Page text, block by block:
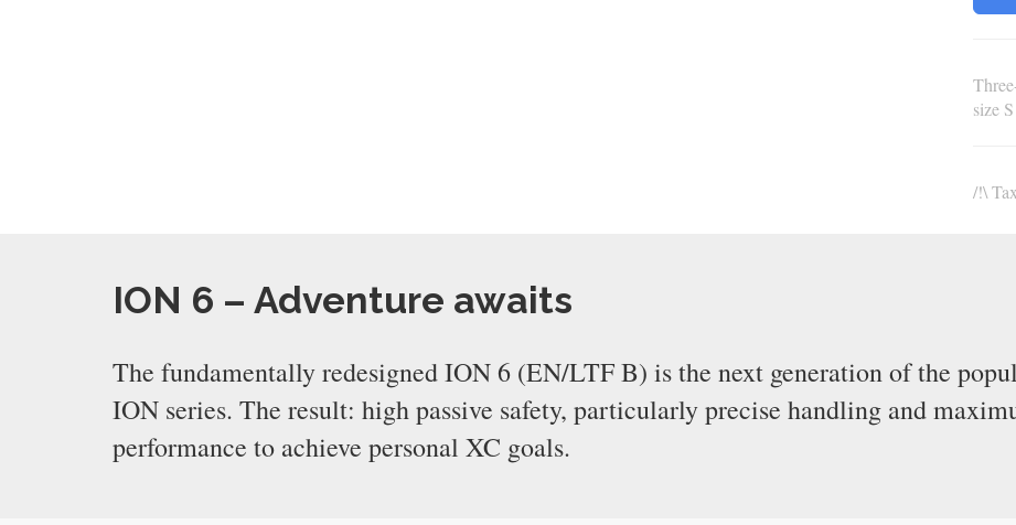
size
/!\
ION 6 – Adventure awaits
The fundamentally redesigned ION 6 (EN/LTF B) is the next generation of the
ION series. The result: high passive safety, particularly precise handling and
performance to achieve personal XC goals.